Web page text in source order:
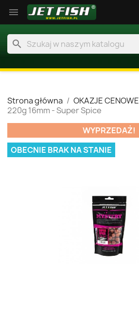

search
Strona główna OKAZJE CENOWE
220g 16mm - Super Spice
WYPRZEDAŻ!
OBECNIE BRAK NA STANIE